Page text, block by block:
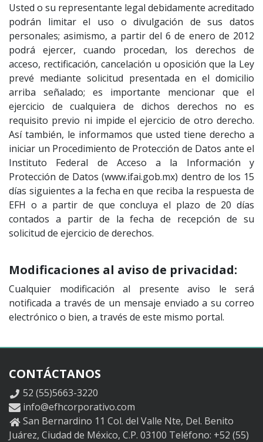
Usted o su representante legal debidamente acreditado
podrán limitar el uso o divulgación de sus datos
personales; asimismo, a partir del 6 de enero de 2012
podrá ejercer, cuando procedan, los derechos de
acceso, rectificación, cancelación u oposición que la Ley
prevé mediante solicitud presentada en el domicilio
arriba señalado; es importante mencionar que el
ejercicio de cualquiera de dichos derechos no es
requisito previo ni impide el ejercicio de otro derecho.
Así también, le informamos que usted tiene derecho a
iniciar un Procedimiento de Protección de Datos ante el
Instituto Federal de Acceso a la Información y
Protección de Datos (www.ifai.gob.mx) dentro de los 15
días siguientes a la fecha en que reciba la respuesta de
EFH o a partir de que concluya el plazo de 20 días
contados a partir de la fecha de recepción de su
solicitud de ejercicio de derechos.
Modificaciones al aviso de privacidad:
Cualquier modificación al presente aviso le será
notificada a través de un mensaje enviado a su correo
electrónico o bien, a través de este mismo portal.
CONTÁCTANOS
52 (55)5663-3220
info@efhcorporativo.com
San Bernardino 11 Col. del Valle Nte, Del. Benito
Juárez, Ciudad de México, C.P. 03100 Teléfono: +52 (55)